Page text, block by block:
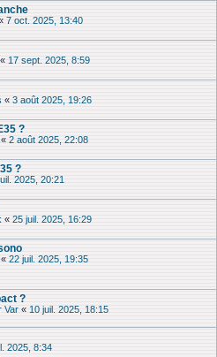
7 oct. 2025, 13:40
« 17 sept. 2025, 8:59
« 3 août 2025, 19:26
?
« 2 août 2025, 22:08
?
2025, 20:21
« 25 juil. 2025, 16:29
« 22 juil. 2025, 19:35
?
Var « 10 juil. 2025, 18:15
2025, 8:34